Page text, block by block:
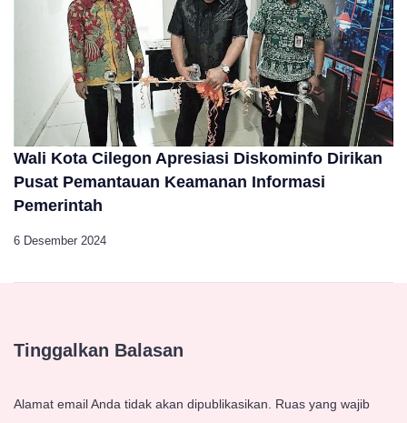
Wali Kota Cilegon Apresiasi Diskominfo Dirikan
Pusat Pemantauan Keamanan Informasi
Pemerintah
6 Desember 2024
Tinggalkan Balasan
Alamat email Anda tidak akan dipublikasikan.
Ruas yang wajib